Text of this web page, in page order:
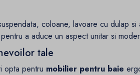
coloane, lavoare cu dulap
a aduce un aspect unitar si
tale
opta pentru mobilier pentru baie